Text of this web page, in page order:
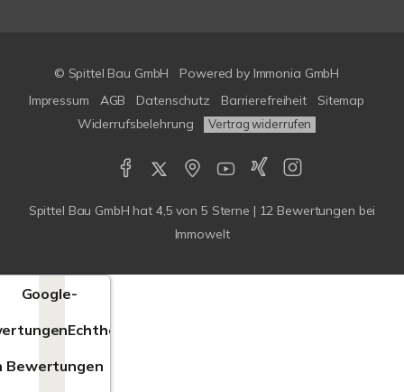
© Spittel Bau GmbH Powered by Immonia GmbH
Impressum
AGB Datenschutz Barrierefreiheit
Sitemap
Widerrufsbelehrung
Vertrag widerrufen
Spittel Bau GmbH hat 4,5 von 5 Sterne | 12 Bewertungen bei
Immowelt
Google-
Echtheit
Bewertungen